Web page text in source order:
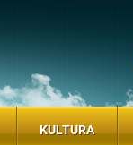
KULTURA